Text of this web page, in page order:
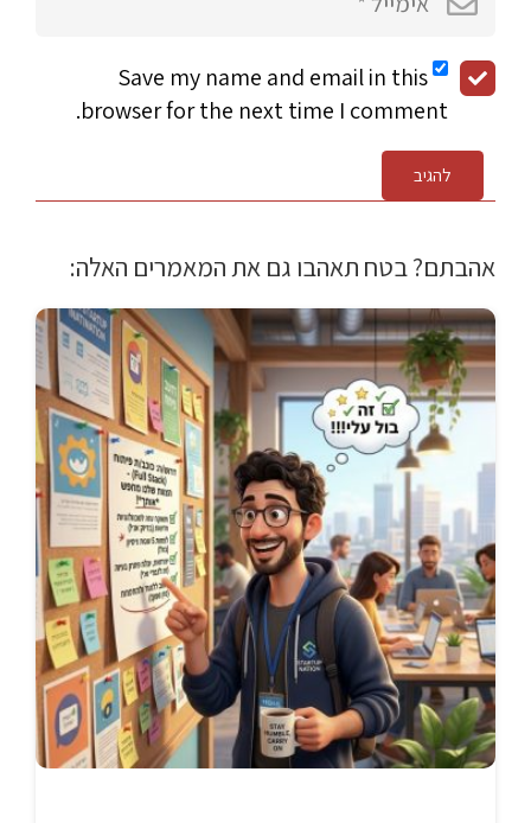
Save my name and email in this
browser for the next time I comment.
להגיב
אהבתם? בטח תאהבו גם את המאמרים האלה: